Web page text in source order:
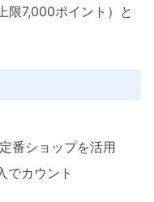
限7,000ポイント）と
番ショップを活用
でカウント